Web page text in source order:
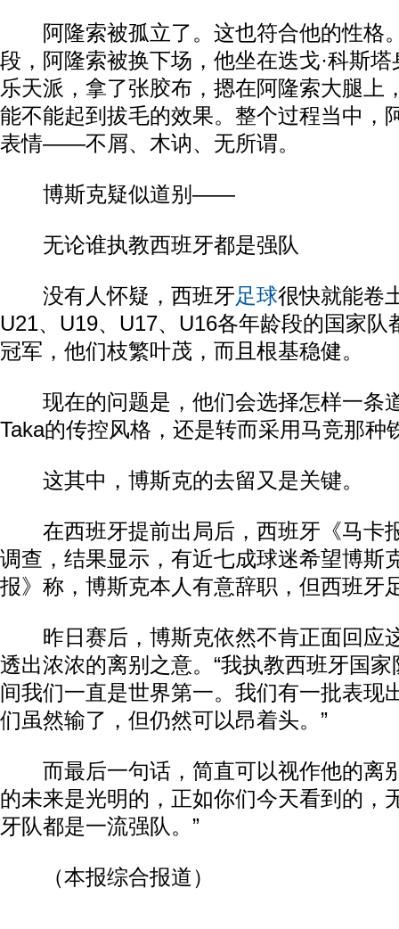
阿隆索被孤立了。这也符合他的性格
段，阿隆索被换下场，他坐在迭戈·科斯
乐天派，拿了张胶布，摁在阿隆索大腿上
能不能起到拔毛的效果。整个过程当中，
表情——不屑、木讷、无所谓。
博斯克疑似道别——
无论谁执教西班牙都是强队
没有人怀疑，西班牙足球很快就能
U21、U19、U17、U16各年龄段的国家队
冠军，他们枝繁叶茂，而且根基稳健。
现在的问题是，他们会选择怎样一条
Taka的传控风格，还是转而采用马竞那种
这其中，博斯克的去留又是关键。
在西班牙提前出局后，西班牙《马卡
调查，结果显示，有近七成球迷希望博斯
报》称，博斯克本人有意辞职，但西班牙
昨日赛后，博斯克依然不肯正面回应
透出浓浓的离别之意。“我执教西班牙国
间我们一直是世界第一。我们有一批表现
们虽然输了，但仍然可以昂着头。”
而最后一句话，简直可以视作他的离
的未来是光明的，正如你们今天看到的，
牙队都是一流强队。”
（本报综合报道）